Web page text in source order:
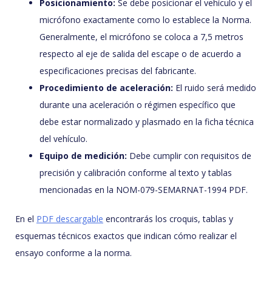
Posicionamiento: Se debe posicionar el vehículo y el
micrófono exactamente como lo establece la Norma.
Generalmente, el micrófono se coloca a 7,5 metros
respecto al eje de salida del escape o de acuerdo a
especificaciones precisas del fabricante.
Procedimiento de aceleración: El ruido será medido
durante una aceleración o régimen específico que
debe estar normalizado y plasmado en la ficha técnica
del vehículo.
Equipo de medición: Debe cumplir con requisitos de
precisión y calibración conforme al texto y tablas
mencionadas en la NOM-079-SEMARNAT-1994 PDF.
En el PDF descargable encontrarás los croquis, tablas y
esquemas técnicos exactos que indican cómo realizar el
ensayo conforme a la norma.